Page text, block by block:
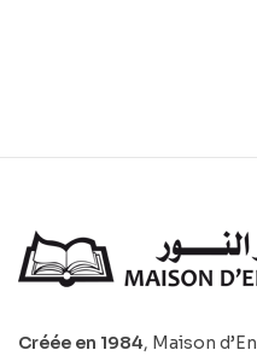
Créée en 1984, Maison